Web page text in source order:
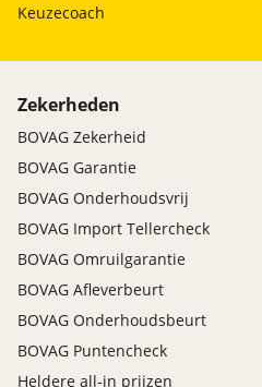
Keuzecoach
Zekerheden
BOVAG Zekerheid
BOVAG Garantie
BOVAG Onderhoudsvrij
BOVAG Import Tellercheck
BOVAG Omruilgarantie
BOVAG Afleverbeurt
BOVAG Onderhoudsbeurt
BOVAG Puntencheck
Heldere all-in prijzen